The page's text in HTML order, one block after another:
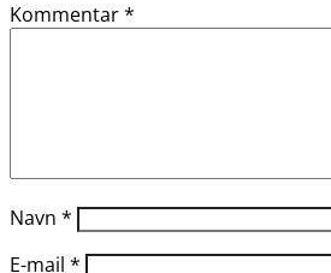
Kommentar*
Navn *
E-mail *